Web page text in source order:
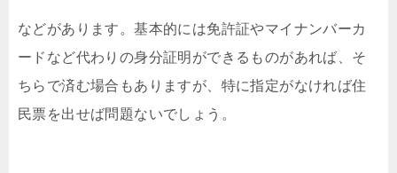
などがあります。基本的には免許証やマイナンバーカ
ードなど代わりの身分証明ができるものがあれば、そ
ちらで済む場合もありますが、特に指定がなければ住
民票を出せば問題ないでしょう。